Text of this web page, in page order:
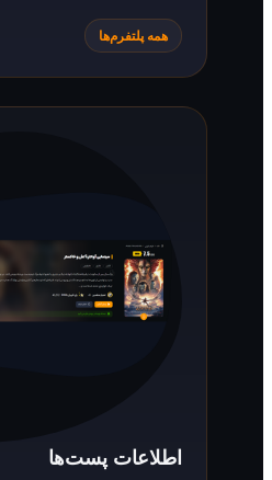
همه پلتفرم‌ها
اطلاعات پست‌ها